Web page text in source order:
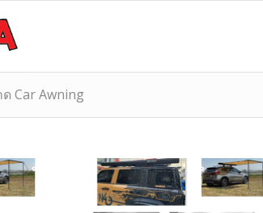
Car Awning